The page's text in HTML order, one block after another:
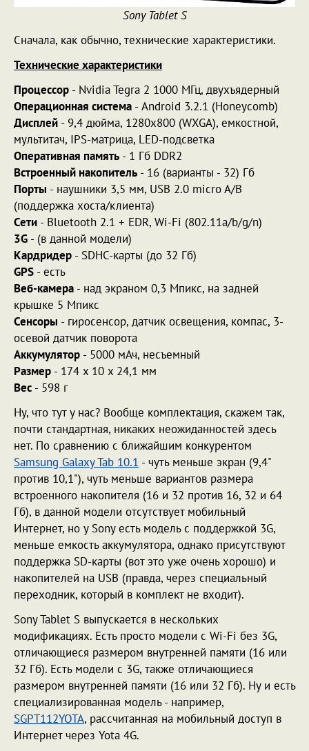
Sony Tablet S
Сначала, как обычно, технические характеристики.
Технические характеристики
Процессор - Nvidia Tegra 2 1000 МГц, двухъядерный
Операционная система - Android 3.2.1 (Honeycomb)
Дисплей - 9,4 дюйма, 1280х800 (WXGA), емкостной,
мультитач, IPS-матрица, LED-подсветка
Оперативная память - 1 Гб DDR2
Встроенный накопитель - 16 (варианты - 32) Гб
Порты - наушники 3,5 мм, USB 2.0 micro A/B
(поддержка хоста/клиента)
Сети - Bluetooth 2.1 + EDR, Wi-Fi (802.11a/b/g/n)
3G - (в данной модели)
Кардридер - SDHC-карты (до 32 Гб)
GPS - есть
Веб-камера - над экраном 0,3 Мпикс, на задней
крышке 5 Мпикс
Сенсоры - гиросенсор, датчик освещения, компас, 3-
осевой датчик поворота
Аккумулятор - 5000 мАч, несъемный
Размер - 174 x 10 x 24,1 мм
Вес - 598 г
Ну, что тут у нас? Вообще комплектация, скажем так,
почти стандартная, никаких неожиданностей здесь
нет. По сравнению с ближайшим конкурентом
Samsung Galaxy Tab 10.1 - чуть меньше экран (9,4"
против 10,1"), чуть меньше вариантов размера
встроенного накопителя (16 и 32 против 16, 32 и 64
Гб), в данной модели отсутствует мобильный
Интернет, но у Sony есть модель с поддержкой 3G,
меньше емкость аккумулятора, однако присутствуют
поддержка SD-карты (вот это уже очень хорошо) и
накопителей на USB (правда, через специальный
переходник, который в комплект не входит).
Sony Tablet S выпускается в нескольких
модификациях. Есть просто модели с Wi-Fi без 3G,
отличающиеся размером внутренней памяти (16 или
32 Гб). Есть модели с 3G, также отличающиеся
размером внутренней памяти (16 или 32 Гб). Ну и есть
специализированная модель - например,
SGPT112YOTA, рассчитанная на мобильный доступ в
Интернет через Yota 4G.